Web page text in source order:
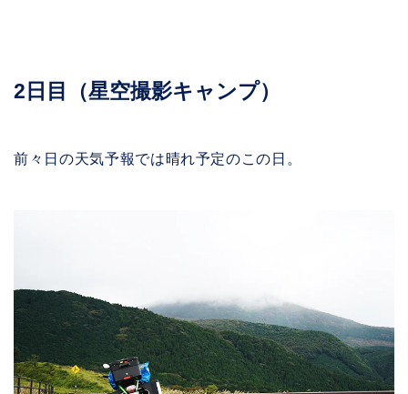
2日目（星空撮影キャンプ）
前々日の天気予報では晴れ予定のこの日。